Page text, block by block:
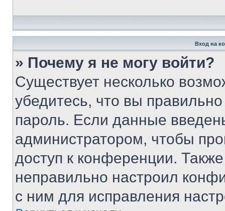
Вход на
» Почему я не могу войти?
Существует несколько
убедитесь, что вы
пароль. Если данные
администратором, чтобы
доступ к конференции.
неправильно настроил
с ним для исправления